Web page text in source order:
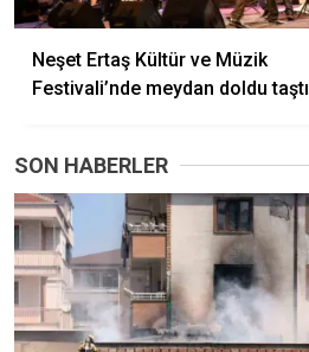
Neşet Ertaş Kültür ve Müzik
Festivali’nde meydan doldu taştı
SON HABERLER